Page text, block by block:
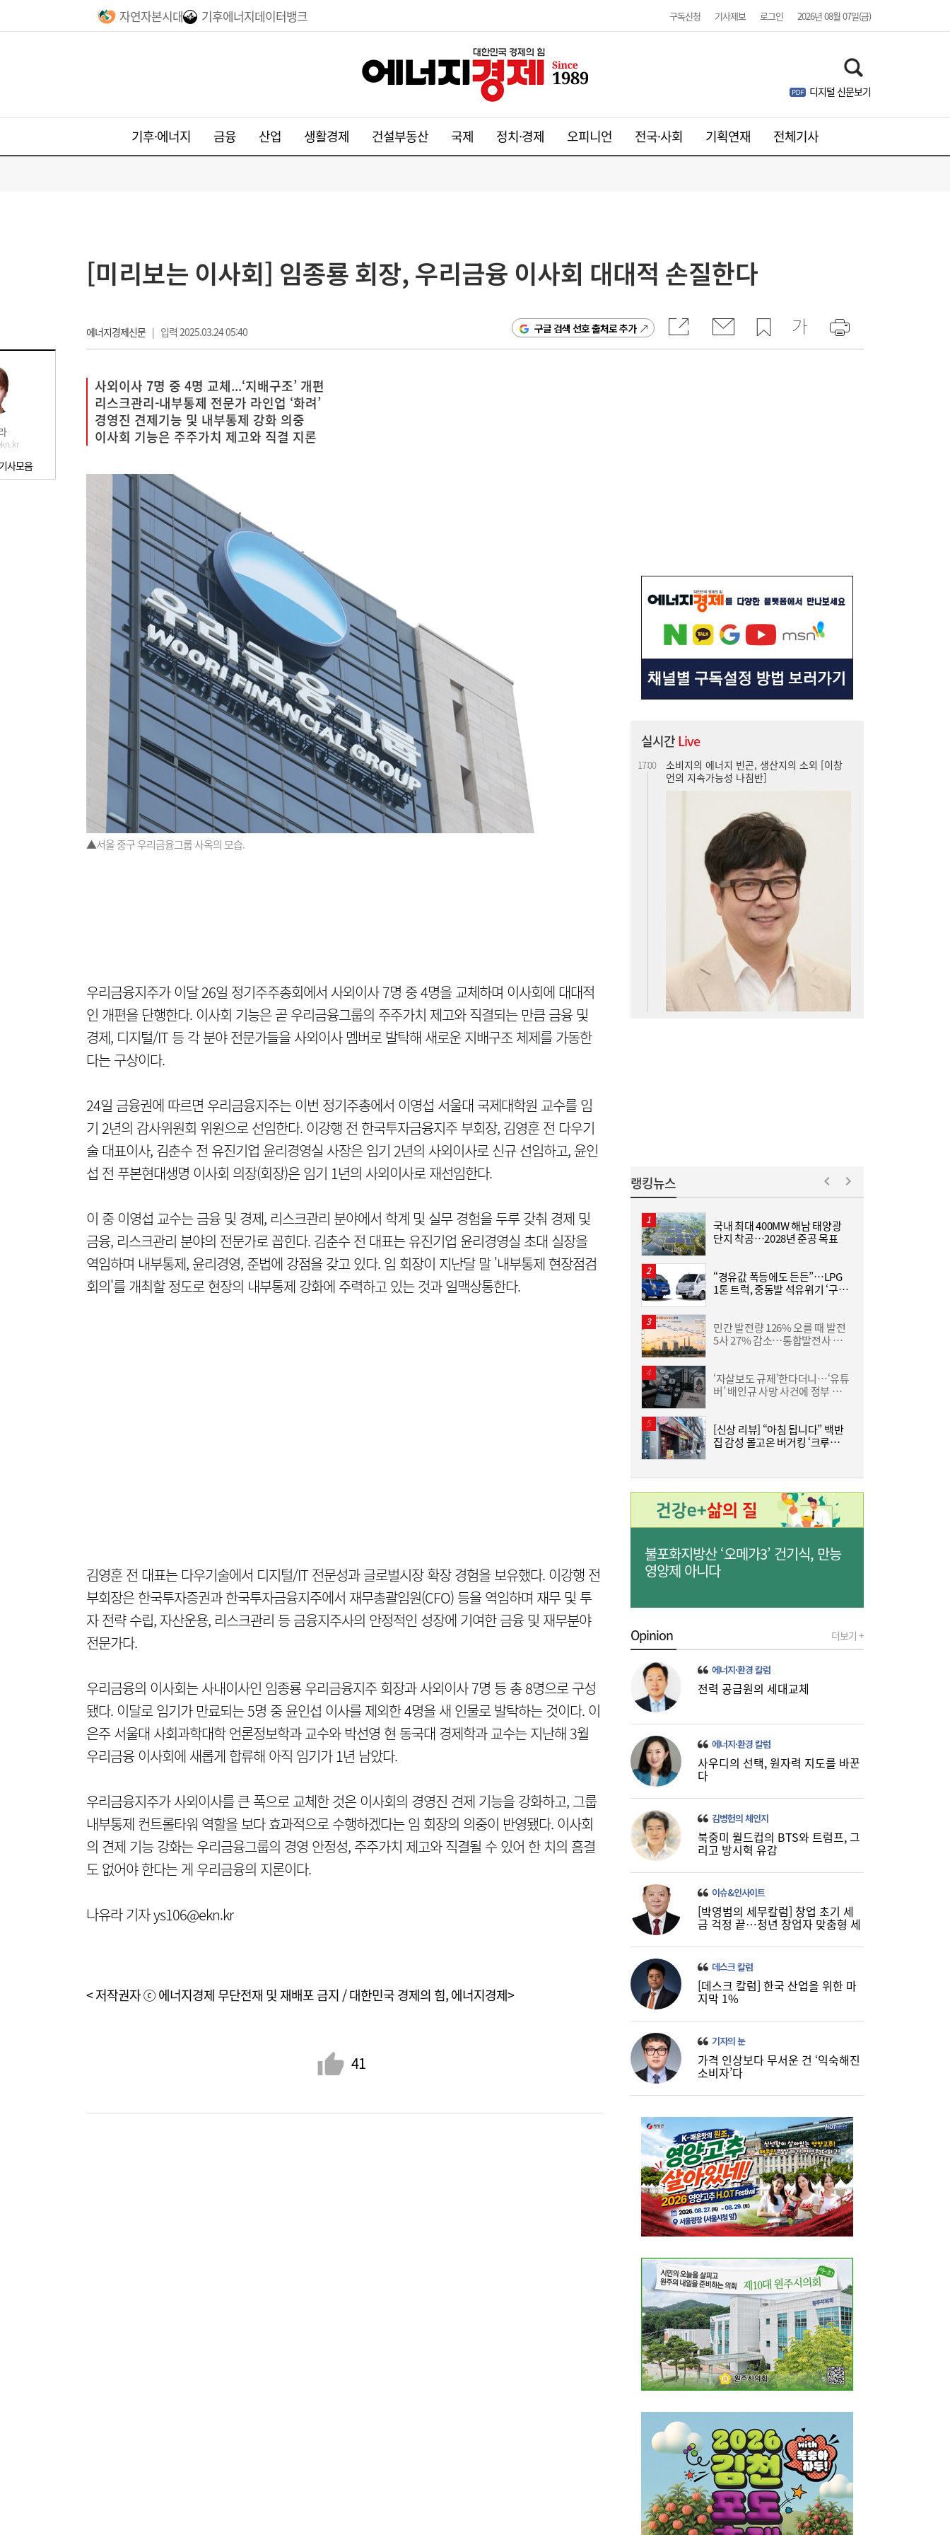
자연자본시대 기후에너지데이터뱅크 구독신청 기사제보 로그인 2026년 08월 07일(금)
디지털 신문보기
기후·에너지 금융 산업 생활경제 건설부동산 국제 정치·경제 오피니언 전국·사회 기획연재 전체기사
사모음
[미리보는 이사회] 임종룡 회장, 우리금융 이사회 대대적 손질한다
에너지경제신문| 입력 2025.03.24 05:40 구글 검색 선호 출처로 추가
사외이사 7명 중 4명 교체...‘지배구조’ 개편
리스크관리-내부통제 전문가 라인업 ‘화려’
경영진 견제기능 및 내부통제 강화 의중
이사회 기능은 주주가치 제고와 직결 지론
▲서울 중구 우리금융그룹 사옥의 모습.
우리금융지주가 이달 26일 정기주주총회에서 사외이사 7명 중 4명을 교체하며 이사회에 대대적
인 개편을 단행한다. 이사회 기능은 곧 우리금융그룹의 주주가치 제고와 직결되는 만큼 금융 및
경제, 디지털/IT 등 각 분야 전문가들을 사외이사 멤버로 발탁해 새로운 지배구조 체제를 가동한
다는 구상이다.
24일 금융권에 따르면 우리금융지주는 이번 정기주총에서 이영섭 서울대 국제대학원 교수를 임
기 2년의 감사위원회 위원으로 선임한다. 이강행 전 한국투자금융지주 부회장, 김영훈 전 다우기
술 대표이사, 김춘수 전 유진기업 윤리경영실 사장은 임기 2년의 사외이사로 신규 선임하고, 윤인
섭 전 푸본현대생명 이사회 의장(회장)은 임기 1년의 사외이사로 재선임한다.
이 중 이영섭 교수는 금융 및 경제, 리스크관리 분야에서 학계 및 실무 경험을 두루 갖춰 경제 및
금융, 리스크관리 분야의 전문가로 꼽힌다. 김춘수 전 대표는 유진기업 윤리경영실 초대 실장을
역임하며 내부통제, 윤리경영, 준법에 강점을 갖고 있다. 임 회장이 지난달 말 '내부통제 현장점검
회의'를 개최할 정도로 현장의 내부통제 강화에 주력하고 있는 것과 일맥상통한다.
김영훈 전 대표는 다우기술에서 디지털/IT 전문성과 글로벌시장 확장 경험을 보유했다. 이강행 전
부회장은 한국투자증권과 한국투자금융지주에서 재무총괄임원(CFO) 등을 역임하며 재무 및 투
자 전략 수립, 자산운용, 리스크관리 등 금융지주사의 안정적인 성장에 기여한 금융 및 재무분야
전문가다.
우리금융의 이사회는 사내이사인 임종룡 우리금융지주 회장과 사외이사 7명 등 총 8명으로 구성
됐다. 이달로 임기가 만료되는 5명 중 윤인섭 이사를 제외한 4명을 새 인물로 발탁하는 것이다. 이
은주 서울대 사회과학대학 언론정보학과 교수와 박선영 현 동국대 경제학과 교수는 지난해 3월
우리금융 이사회에 새롭게 합류해 아직 임기가 1년 남았다.
우리금융지주가 사외이사를 큰 폭으로 교체한 것은 이사회의 경영진 견제 기능을 강화하고, 그룹
내부통제 컨트롤타워 역할을 보다 효과적으로 수행하겠다는 임 회장의 의중이 반영됐다. 이사회
의 견제 기능 강화는 우리금융그룹의 경영 안정성, 주주가치 제고와 직결될 수 있어 한 치의 흠결
도 없어야 한다는 게 우리금융의 지론이다.
나유라 기자 ys106@ekn.kr
< 저작권자 ⓒ 에너지경제 무단전재 및 재배포 금지 / 대한민국 경제의 힘, 에너지경제>
41
실시간Live
고 잡지 일간베스트 10위
16:52 아스트로마, 인도네시아 탄소포집 시장 진출
16:35
[여전사 풍향계] KB국민카드, ‘유스클럽 체크
카드’ 20만장 돌파外
16:32
[금융권 풍향계] 취약계층 금융 접근성↑...기
16:26
미·중에 로봇 패권 안 뺏긴다…현대차, “‘글로
벌 로봇 파운드리’ 구축할 것”
16:21
코스피, 반도체 차익실현에 4%대 급락…코
스닥은 800선 지켜내[마감시황]
직, 정규직보다 더 많이 주겠다”
랭킹뉴스
국내 최대 400MW 해남 태양광
단지 착공…2028년 준공 목표
“경유값 폭등에도 든든”…LPG
1톤 트럭, 중동발 석유위기 ‘구원
민간 발전량 126% 오를 때 발전
5사 27% 감소…통합발전사 출
‘자살보도 규제’한다더니…‘유튜
버’ 배인규 사망 사건에 정부 대
[신상 리뷰] “아침 됩니다” 백반
집 감성 몰고온 버거킹 ‘크루아상
불포화지방산 ‘오메가3’ 건기식, 만능
영양제 아니다
Opinion 더보기 +
에너지·환경 칼럼
전력 공급원의 세대교체
에너지·환경 칼럼
사우디의 선택, 원자력 지도를 바꾼
다
김병헌의 체인지
북중미 월드컵의 BTS와 트럼프, 그
리고 방시혁 유감
이슈&인사이트
[박영범의 세무칼럼] 창업 초기 세
금 걱정 끝…청년 창업자 맞춤형 세
데스크 칼럼
[데스크 칼럼] 한국 산업을 위한 마
지막 1%
기자의 눈
가격 인상보다 무서운 건 ‘익숙해진
소비자’다